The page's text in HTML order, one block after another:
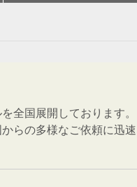
全国展開しております。
らの多様なご依頼に迅速